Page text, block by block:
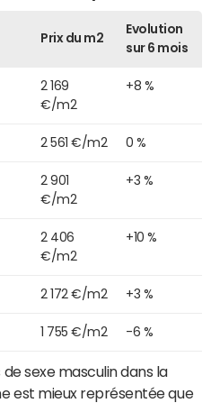
Prix du m2
Evolution
sur 6 mois
2 169
€/m2
+8 %
2 561 €/m2 0 %
2 901
€/m2
+3 %
2 406
€/m2
+10 %
2 172 €/m2 +3 %
1 755 €/m2 -6 %
sexe masculin dans la
est mieux représentée que